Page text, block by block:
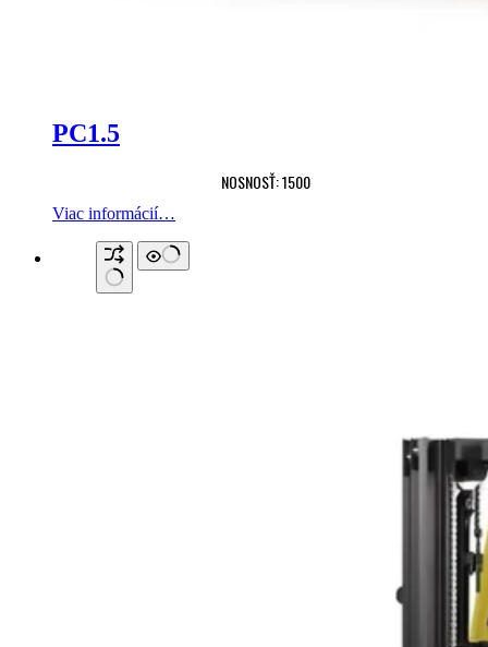
PC1.5
NOSNOSŤ: 1500
Viac informácií…